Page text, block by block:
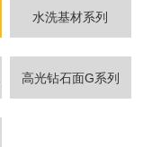
水洗基材系列
高光钻石面G系列